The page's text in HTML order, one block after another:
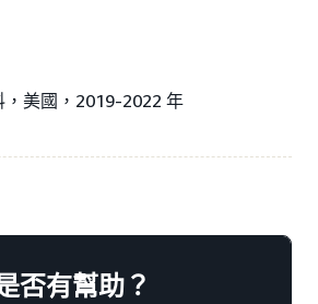
，美國，2019-2022 年
否有幫助？